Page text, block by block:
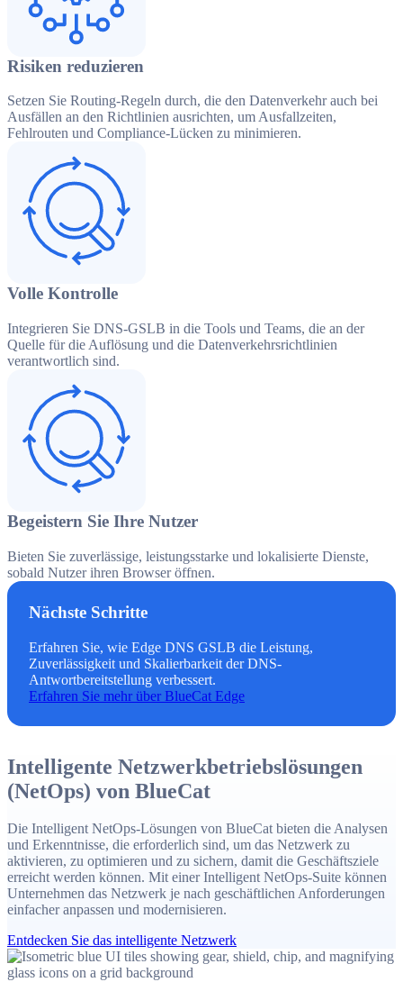
Risiken reduzieren
Setzen Sie Routing-Regeln durch, die den Datenverkehr auch bei
Ausfällen an den Richtlinien ausrichten, um Ausfallzeiten,
Fehlrouten und Compliance-Lücken zu minimieren.
Volle Kontrolle
Integrieren Sie DNS-GSLB in die Tools und Teams, die an der
Quelle für die Auflösung und die Datenverkehrsrichtlinien
verantwortlich sind.
Begeistern Sie Ihre Nutzer
Bieten Sie zuverlässige, leistungsstarke und lokalisierte Dienste,
sobald Nutzer ihren Browser öffnen.
Nächste Schritte
Erfahren Sie, wie Edge DNS GSLB die Leistung,
Zuverlässigkeit und Skalierbarkeit der DNS-
Antwortbereitstellung verbessert.
Erfahren Sie mehr über BlueCat Edge
Intelligente Netzwerkbetriebslösungen
(NetOps) von BlueCat
Die Intelligent NetOps-Lösungen von BlueCat bieten die Analysen
und Erkenntnisse, die erforderlich sind, um das Netzwerk zu
aktivieren, zu optimieren und zu sichern, damit die Geschäftsziele
erreicht werden können. Mit einer Intelligent NetOps-Suite können
Unternehmen das Netzwerk je nach geschäftlichen Anforderungen
einfacher anpassen und modernisieren.
Entdecken Sie das intelligente Netzwerk